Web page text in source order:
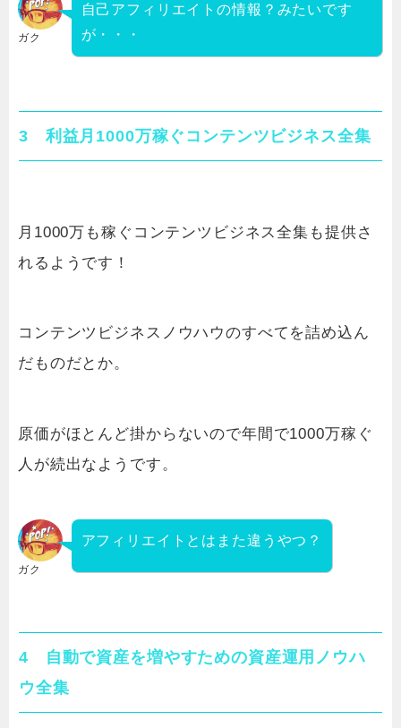
ガク
自己アフィリエイトの情報？みたいです
が・・・
3 利益月1000万稼ぐコンテンツビジネス全集
月1000万も稼ぐコンテンツビジネス全集も提供さ
れるようです！
コンテンツビジネスノウハウのすべてを詰め込ん
だものだとか。
原価がほとんど掛からないので年間で1000万稼ぐ
人が続出なようです。
ガク
アフィリエイトとはまた違うやつ？
4 自動で資産を増やすための資産運用ノウハ
ウ全集